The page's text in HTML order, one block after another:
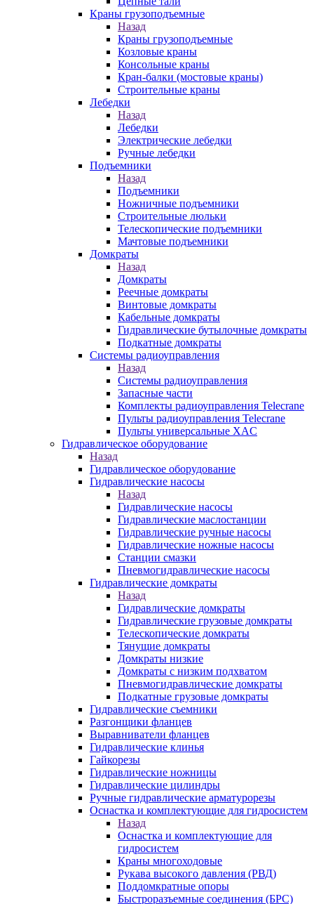
Краны грузоподъемные
Назад
Краны грузоподъемные
Козловые краны
Консольные краны
Кран-балки (мостовые краны)
Строительные краны
Лебедки
Назад
Лебедки
Электрические лебедки
Ручные лебедки
Подъемники
Назад
Подъемники
Ножничные подъемники
Строительные люльки
Телескопические подъемники
Мачтовые подъемники
Домкраты
Назад
Домкраты
Реечные домкраты
Винтовые домкраты
Кабельные домкраты
Гидравлические бутылочные домкраты
Подкатные домкраты
Системы радиоуправления
Назад
Системы радиоуправления
Запасные части
Комплекты радиоуправления Telecrane
Пульты радиоуправления Telecrane
Пульты универсальные XAC
Гидравлическое оборудование
Назад
Гидравлическое оборудование
Гидравлические насосы
Назад
Гидравлические насосы
Гидравлические маслостанции
Гидравлические ручные насосы
Гидравлические ножные насосы
Станции смазки
Пневмогидравлические насосы
Гидравлические домкраты
Назад
Гидравлические домкраты
Гидравлические грузовые домкраты
Телескопические домкраты
Тянущие домкраты
Домкраты низкие
Домкраты с низким подхватом
Пневмогидравлические домкраты
Подкатные грузовые домкраты
Гидравлические съемники
Разгонщики фланцев
Выравниватели фланцев
Гидравлические клинья
Гайкорезы
Гидравлические ножницы
Гидравлические цилиндры
Ручные гидравлические арматурорезы
Оснастка и комплектующие для гидросистем
Назад
Оснастка и комплектующие для
гидросистем
Краны многоходовые
Рукава высокого давления (РВД)
Поддомкратные опоры
Быстроразъемные соединения (БРС)